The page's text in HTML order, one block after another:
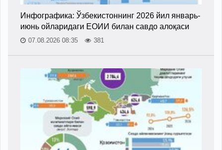
Инфографика: Ўзбекистоннинг 2026 йил январь-
июнь ойларидаги ЕОИИ билан савдо алоқаси
07.08.2026 08:35 381